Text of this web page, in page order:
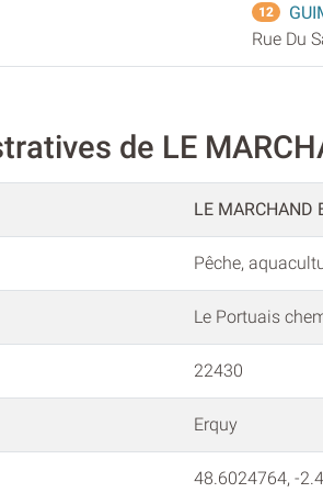
12
Rue Du
de LE
LE MARCHAND
Pêche,
Le Portuais
22430
Erquy
48.6024764, -